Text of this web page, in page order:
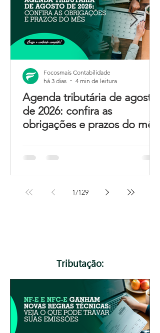
Agenda tributária de agosto
de 2026: confira as
obrigações e prazos do mês
Focosmais Contabilidade
há 3 dias
4 min de leitura
1/129
Tributação: